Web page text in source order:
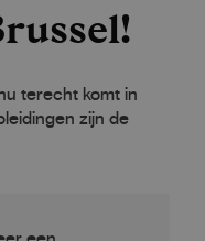
terecht komt in
zijn de